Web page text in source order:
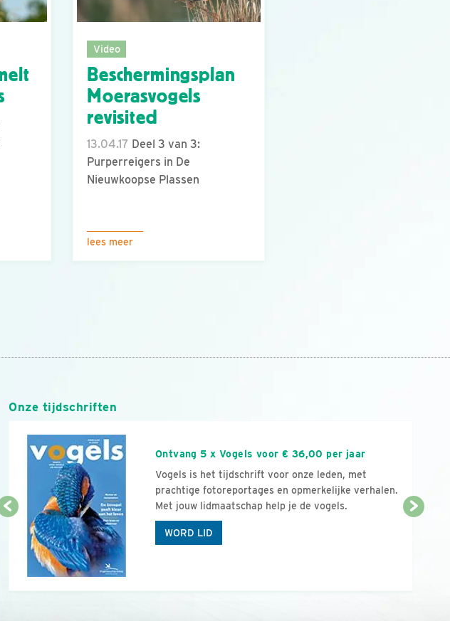
Video
Beschermingsplan
Moerasvogels
revisited
13.04.17 Deel 3 van 3:
Purperreigers in De
Nieuwkoopse Plassen
lees meer
Onze tijdschriften
Ontvang 5 x Vogels voor € 36,00 per jaar
Vogels is het tijdschrift voor onze leden, met
prachtige fotoreportages en opmerkelijke verhalen.
Met jouw lidmaatschap help je de vogels.
WORD LID